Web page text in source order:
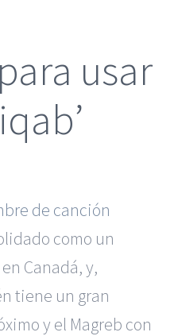
usar
de canción
como un
Canadá, y,
tiene un gran
y el Magreb con